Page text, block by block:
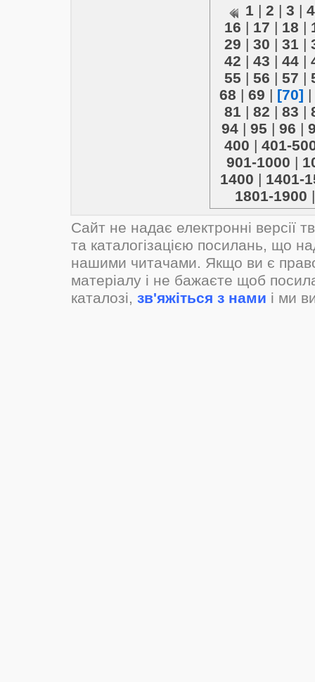
1 | 2 | 3 | 4
16 | 17 | 18 |
29 | 30 | 31 |
42 | 43 | 44|
55 | 56 | 57 |
68 | 69 | [70] |
81 | 82 | 83 |
94 | 95 | 96 |
400 | 401-
901-1000 |
1400 | 1401-
1801-1900
Сайт не надає електронні версії
та каталогізацією посилань, що
нашими читачами. Якщо ви є
матеріалу і не бажаєте щоб
каталозі, зв'яжіться з нами і ми